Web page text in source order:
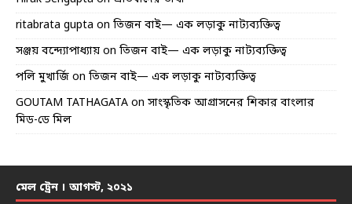
ritabrata gupta on তিজন বাই— এক লড়াকু নাট্যব্যক্তিত্ব
সঞ্জয় বন্দ্যোপাধ্যায় on তিজন বাই— এক লড়াকু নাট্যব্যক্তিত্ব
পলি মুখার্জি on তিজন বাই— এক লড়াকু নাট্যব্যক্তিত্ব
GOUTAM TATHAGATA on সাংস্কৃতিক আগ্রাসনের শিকার বাংলার
মিড-ডে মিল
মেল ট্রেন । আগস্ট, ২০২১